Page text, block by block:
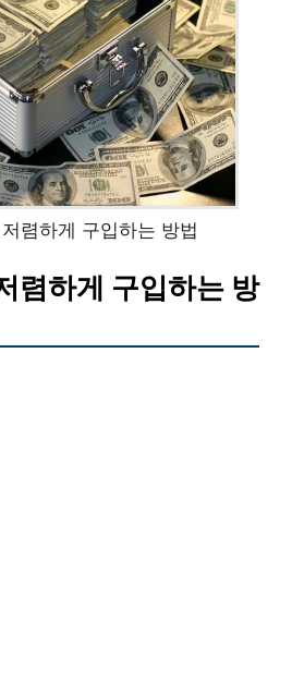
렴하게 구입하는 방법
렴하게 구입하는 방